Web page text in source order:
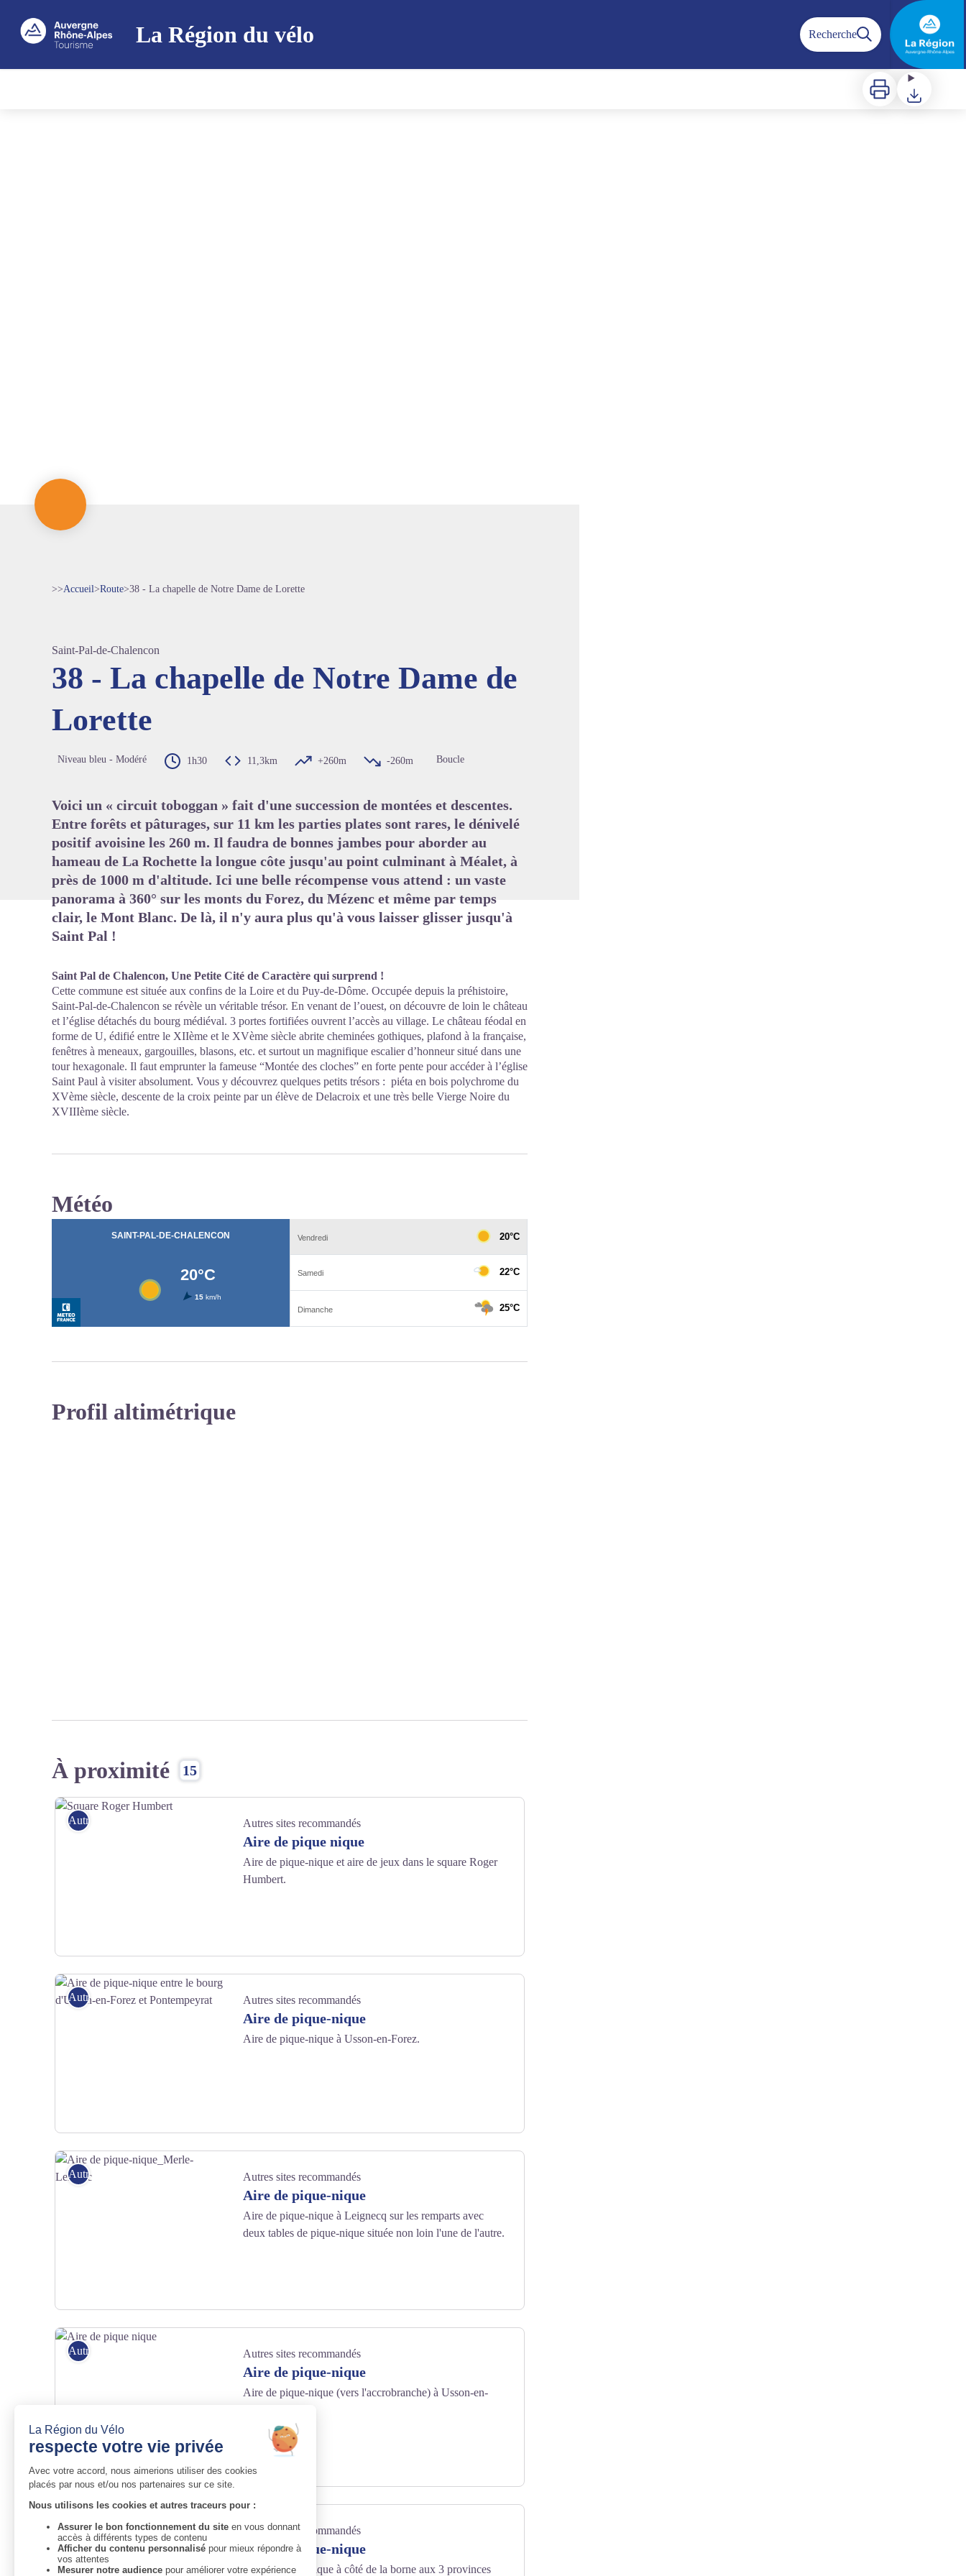
La Région du vélo Recherche
Imprimer Télécharger
>>Accueil>Route>38 - La chapelle de Notre Dame de Lorette
Saint-Pal-de-Chalencon
38 - La chapelle de Notre Dame de
Lorette
Niveau bleu - Modéré 1h30 11,3km +260m -260m Boucle
Voici un « circuit toboggan » fait d'une succession de montées et descentes.
Entre forêts et pâturages, sur 11 km les parties plates sont rares, le dénivelé
positif avoisine les 260 m. Il faudra de bonnes jambes pour aborder au
hameau de La Rochette la longue côte jusqu'au point culminant à Méalet, à
près de 1000 m d'altitude. Ici une belle récompense vous attend : un vaste
panorama à 360° sur les monts du Forez, du Mézenc et même par temps
clair, le Mont Blanc. De là, il n'y aura plus qu'à vous laisser glisser jusqu'à
Saint Pal !
Saint Pal de Chalencon, Une Petite Cité de Caractère qui surprend !
Cette commune est située aux confins de la Loire et du Puy-de-Dôme. Occupée depuis la préhistoire,
Saint-Pal-de-Chalencon se révèle un véritable trésor. En venant de l’ouest, on découvre de loin le château
et l’église détachés du bourg médiéval. 3 portes fortifiées ouvrent l’accès au village. Le château féodal en
forme de U, édifié entre le XIIème et le XVème siècle abrite cheminées gothiques, plafond à la française,
fenêtres à meneaux, gargouilles, blasons, etc. et surtout un magnifique escalier d’honneur situé dans une
tour hexagonale. Il faut emprunter la fameuse “Montée des cloches” en forte pente pour accéder à l’église
Saint Paul à visiter absolument. Vous y découvrez quelques petits trésors : piéta en bois polychrome du
XVème siècle, descente de la croix peinte par un élève de Delacroix et une très belle Vierge Noire du
XVIIIème siècle.
Météo
Profil altimétrique
À proximité 15
Autres sites recommandés Autres sites recommandés
Aire de pique nique
Aire de pique-nique et aire de jeux dans le square Roger
Humbert.
Autres sites recommandés Autres sites recommandés
Aire de pique-nique
Aire de pique-nique à Usson-en-Forez.
Autres sites recommandés Autres sites recommandés
Aire de pique-nique
Aire de pique-nique à Leignecq sur les remparts avec
deux tables de pique-nique située non loin l'une de l'autre.
Aire de pique nique
Autres sites recommandés Autres sites recommandés
Aire de pique-nique
Aire de pique-nique (vers l'accrobranche) à Usson-en-
Autres sites recommandés Autres sites recommandés
Aire de pique-nique
Aire de pique-nique à côté de la borne aux 3 provinces